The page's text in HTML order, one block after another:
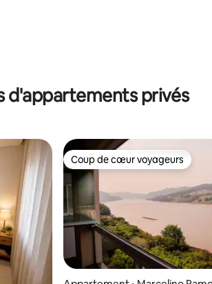
d'appartements privés
Coup de cœur voyageurs
Coup de cœur voyageurs